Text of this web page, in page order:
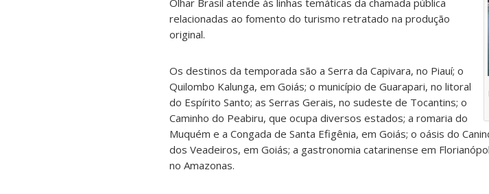
Olhar Brasil atende às linhas temáticas da chamada pública
relacionadas ao fomento do turismo retratado na produção
original.
Os destinos da temporada são a Serra da Capivara, no Piauí; o
Quilombo Kalunga, em Goiás; o município de Guarapari, no litoral
do Espírito Santo; as Serras Gerais, no sudeste de Tocantins; o
Caminho do Peabiru, que ocupa diversos estados; a romaria do
Muquém e a Congada de Santa Efigênia, em Goiás; o oásis do
dos Veadeiros, em Goiás; a gastronomia catarinense em
no Amazonas.